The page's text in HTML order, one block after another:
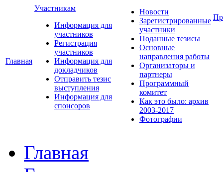
Главная
Участникам
Информация для
участников
Регистрация
участников
Информация для
докладчиков
Отправить тезис
выступления
Информация для
спонсоров
Новости
Зарегистрированные
участники
Поданные тезисы
Основные
направления работы
Организаторы и
партнеры
Программный
комитет
Как это было: архив
2003-2017
Фотографии
Главная